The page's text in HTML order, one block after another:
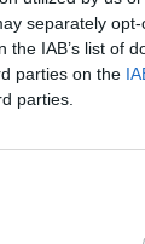
separately
IAB’s list of
parties on the
parties.
în
și